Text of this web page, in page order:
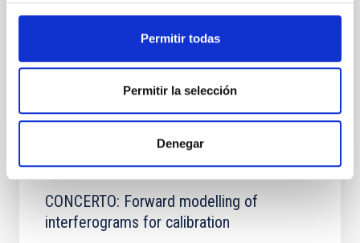
Permitir todas
Permitir la selección
Denegar
Fecha de publicación: 6 2026
BIBCODE 2026A&A...710A..70S
CONCERTO: Forward modelling of
interferograms for calibration